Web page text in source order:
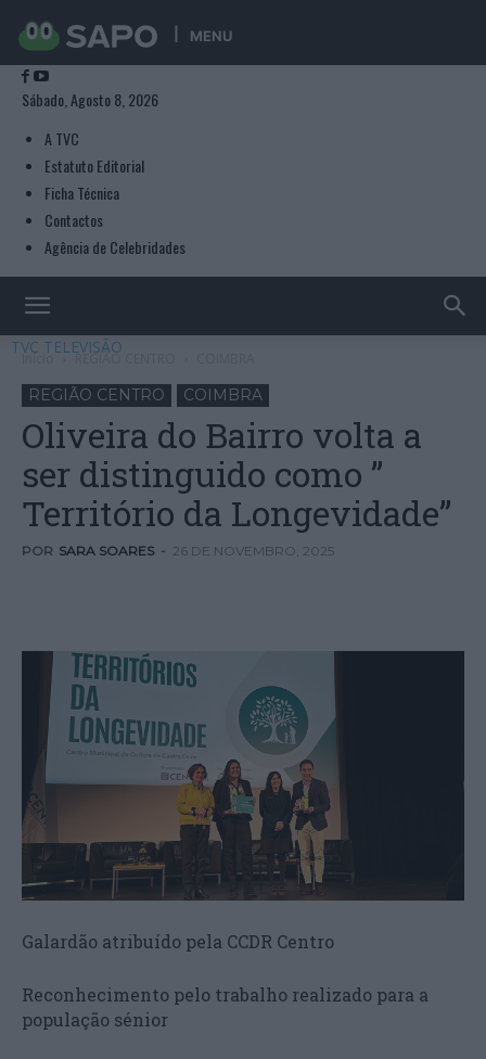
MENU
Sábado, Agosto 8, 2026
A TVC
Estatuto Editorial
Ficha Técnica
Contactos
Agência de Celebridades
TVC TELEVISÃO
Início REGIÃO CENTRO
REGIÃO CENTRO COIMBRA
Oliveira do Bairro volta a
ser distinguido como ”
Território da Longevidade”
POR SARA SOARES - 26 DE NOVEMBRO, 2025
Galardão atribuído pela CCDR Centro
Reconhecimento pelo trabalho realizado para a
população sénior